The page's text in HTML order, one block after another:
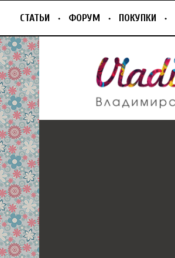
СТАТЬИ ФОРУМ ПОКУПКИ